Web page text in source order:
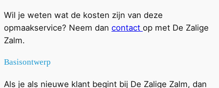
Wil je weten wat de kosten zijn van deze
opmaakservice? Neem dan contact op met De Zalige
Zalm.
Basisontwerp
Als je als nieuwe klant begint bij De Zalige Zalm, dan